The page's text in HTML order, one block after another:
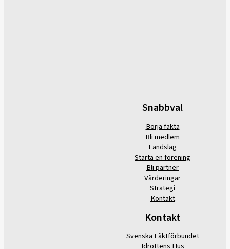
Snabbval
Börja fäkta
Bli medlem
Landslag
Starta en förening
Bli partner
Värderingar
Strategi
Kontakt
Kontakt
Svenska Fäktförbundet
Idrottens Hus